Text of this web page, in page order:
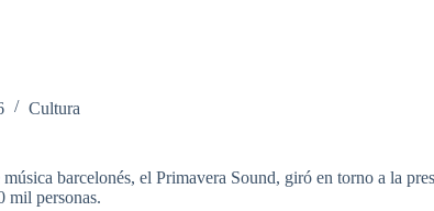
Cultura
barcelonés, el Primavera Sound, giró en torno a la
mil personas.